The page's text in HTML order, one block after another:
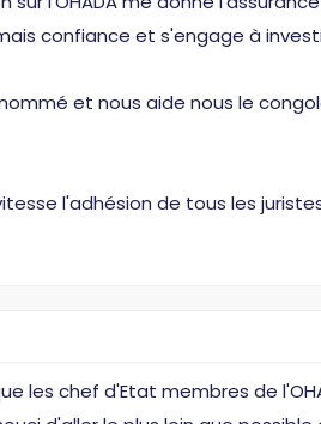
confiance et s'engage à
et nous aide nous le
l'adhésion de tous les
les chef d'Etat membres de